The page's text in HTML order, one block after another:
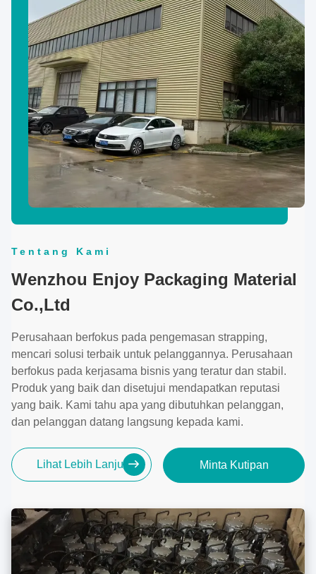
Tentang Kami
Wenzhou Enjoy Packaging Material
Co.,Ltd
Perusahaan berfokus pada pengemasan strapping,
mencari solusi terbaik untuk pelanggannya. Perusahaan
berfokus pada kerjasama bisnis yang teratur dan stabil.
Produk yang baik dan disetujui mendapatkan reputasi
yang baik. Kami tahu apa yang dibutuhkan pelanggan,
dan pelanggan datang langsung kepada kami.
Lihat Lebih Lanjut Minta Kutipan